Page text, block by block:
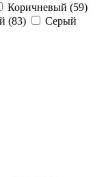
Коричневый (59)
(83)
Серый